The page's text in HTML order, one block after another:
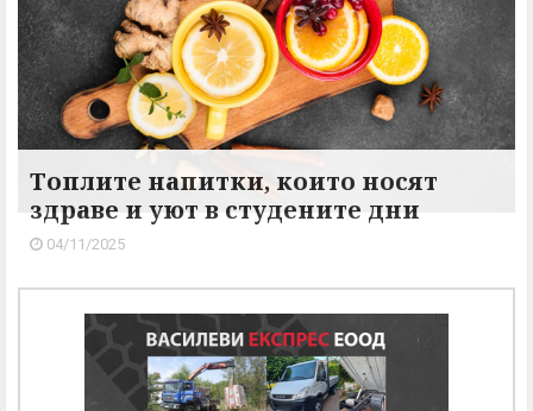
Топлите напитки, които носят
здраве и уют в студените дни
04/11/2025